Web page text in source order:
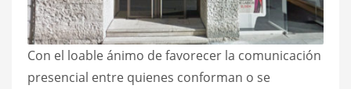
Con el loable ánimo de favorecer la comunicación
presencial entre quienes conforman o se